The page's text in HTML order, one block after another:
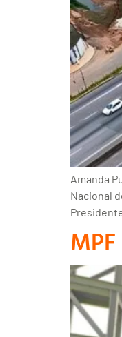
Amanda
Nacional